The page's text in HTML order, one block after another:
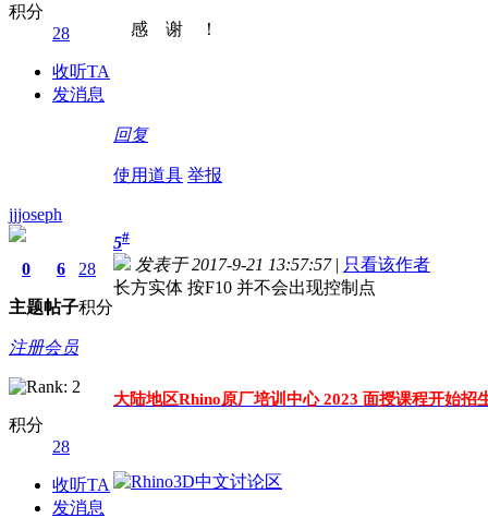
积分
28
收听TA
发消息
感 谢 ！
回复
使用道具 举报
jjjoseph
0
主题
6
帖子
28
积分
注册会员
积分
28
收听TA
发消息
5#
发表于 2017-9-21 13:57:57 | 只看该作者
长方实体 按F10 并不会出现控制点
大陆地区Rhino原厂培训中心 2023 面授课程开始招